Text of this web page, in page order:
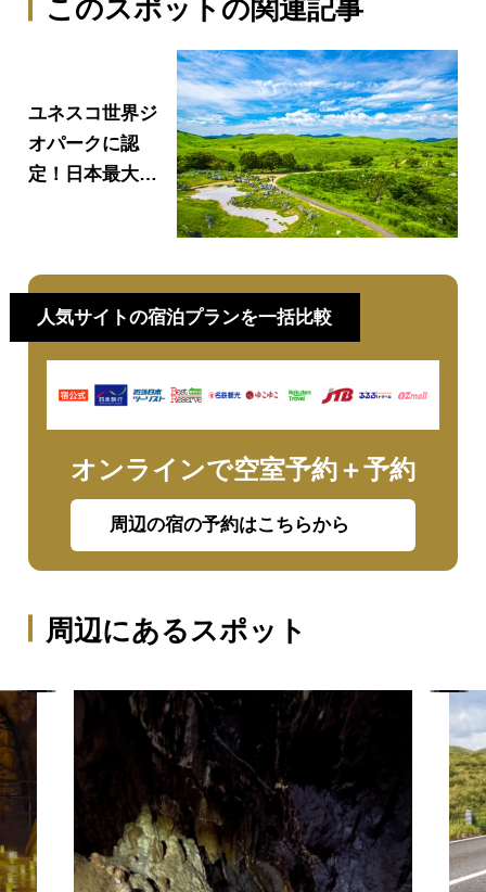
このスポットの関連記事
ユネスコ世界ジ
オパークに認
定！日本最大級
歴史と楽しみ方
人気サイトの宿泊プランを一括比較
オンラインで空室予約＋予約
周辺の宿の予約はこちらから
周辺にあるスポット